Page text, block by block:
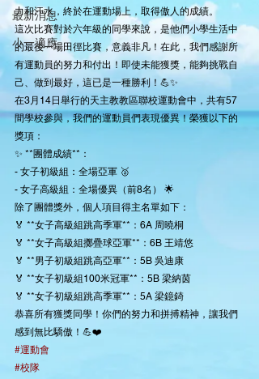
最新消息
小一適應
力和汗水，終於在運動場上，取得傲人的成績。
這次比賽對於六年級的同學來說，是他們小學生活中
的最後一場田徑比賽，意義非凡！在此，我們感謝所
有運動員的努力和付出！即使未能獲獎，能夠挑戰自
己、做到最好，這已是一種勝利！💪✨
在3月14日舉行的天主教教區聯校運動會中，共有57
間學校參與，我們的運動員們表現優異！榮獲以下的
獎項：
✨ **團體成績**：
- 女子初級組：全場亞軍 🥈
- 女子高級組：全場優異（前8名） 🌟
除了團體獎外，個人項目得主名單如下：
🏅 **女子高級組跳高季軍**：6A 周曉桐
🏅 **女子高級組擲疊球亞軍**：6B 王靖悠
🏅 **男子初級組跳高亞軍**：5B 吳迪康
🏅 **女子初級組100米冠軍**：5B 梁納茵
🏅 **女子初級組跳高季軍**：5A 梁鐿錡
恭喜所有獲獎同學！你們的努力和拼搏精神，讓我們
感到無比驕傲！💪❤️
#運動會
#校隊